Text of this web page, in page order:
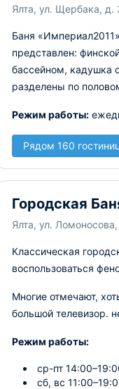
Ялта, ул. Щербака, д.
Баня
представлен:
бассейном, кадушка
разделены по
Режим работы:
Рядом 160
Городская
Ялта, ул.
Классическая
воспользоваться
Многие отмечают,
большой телевизор.
Режим работы:
ср-пт
сб, вс